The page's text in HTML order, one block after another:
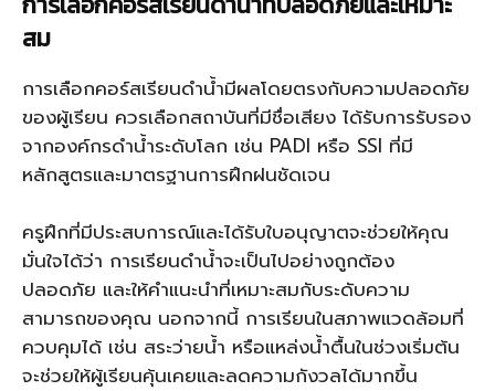
สม
การเลือกคอร์สเรียนดำน้ำมีผลโดยตรงกับความปลอดภัย
ของผู้เรียน ควรเลือกสถาบันที่มีชื่อเสียง ได้รับการรับรอง
จากองค์กรดำน้ำระดับโลก เช่น PADI หรือ SSI ที่มี
หลักสูตรและมาตรฐานการฝึกฝนชัดเจน
ครูฝึกที่มีประสบการณ์และได้รับใบอนุญาตจะช่วยให้คุณ
มั่นใจได้ว่า การเรียนดำน้ำจะเป็นไปอย่างถูกต้อง
ปลอดภัย และให้คำแนะนำที่เหมาะสมกับระดับความ
สามารถของคุณ นอกจากนี้ การเรียนในสภาพแวดล้อมที่
ควบคุมได้ เช่น สระว่ายน้ำ หรือแหล่งน้ำตื้นในช่วงเริ่มต้น
จะช่วยให้ผู้เรียนคุ้นเคยและลดความกังวลได้มากขึ้น